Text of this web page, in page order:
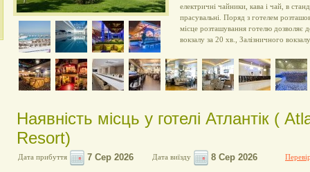
електричні чайники, кава і чай, в
прасувальні. Поряд з готелем
місце розташування готелю дозволяє
вокзалу за 20 хв., Залізничного
Наявність місць у готелі Атлантік (
Resort)
Дата прибуття Дата виїзду